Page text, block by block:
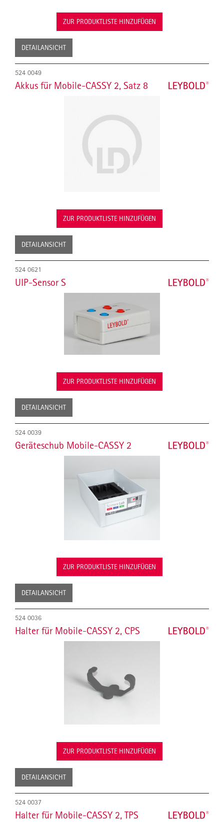
ZUR PRODUKTLISTE HINZUFÜGEN
DETAILANSICHT
524 0049
Akkus für Mobile-CASSY 2, Satz 8
ZUR PRODUKTLISTE HINZUFÜGEN
DETAILANSICHT
524 0621
UIP-Sensor S
ZUR PRODUKTLISTE HINZUFÜGEN
DETAILANSICHT
524 0039
Geräteschub Mobile-CASSY 2
ZUR PRODUKTLISTE HINZUFÜGEN
DETAILANSICHT
524 0036
Halter für Mobile-CASSY 2, CPS
ZUR PRODUKTLISTE HINZUFÜGEN
DETAILANSICHT
524 0037
Halter für Mobile-CASSY 2, TPS